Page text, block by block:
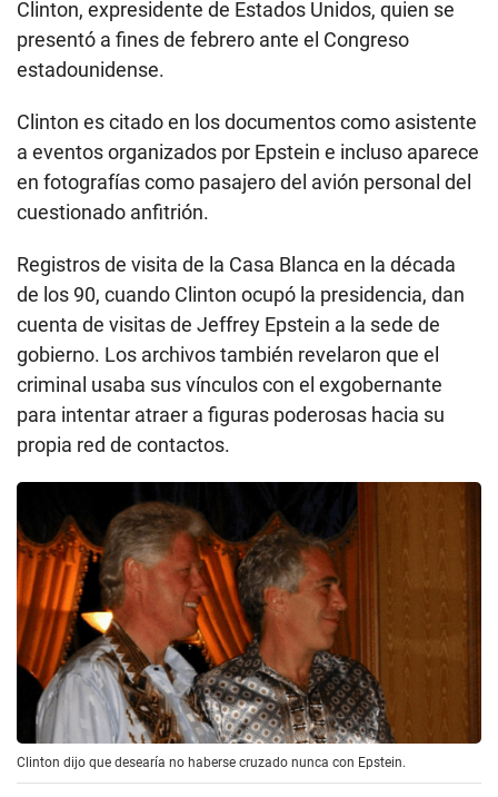
Clinton, expresidente de Estados Unidos, quien se
presentó a fines de febrero ante el Congreso
estadounidense.
Clinton es citado en los documentos como asistente
a eventos organizados por Epstein e incluso aparece
en fotografías como pasajero del avión personal del
cuestionado anfitrión.
Registros de visita de la Casa Blanca en la década
de los 90, cuando Clinton ocupó la presidencia, dan
cuenta de visitas de Jeffrey Epstein a la sede de
gobierno. Los archivos también revelaron que el
criminal usaba sus vínculos con el exgobernante
para intentar atraer a figuras poderosas hacia su
propia red de contactos.
Clinton dijo que desearía no haberse cruzado nunca con Epstein.